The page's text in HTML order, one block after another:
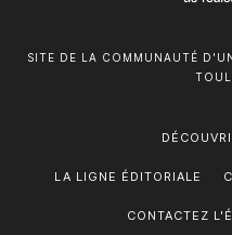
SITE DE LA COMMUNAUTÉ
LA LIGNE ÉDITORIALE
CONTACTEZ